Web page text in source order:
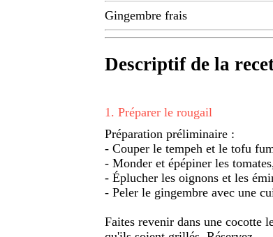
Gingembre frais
Descriptif de la
1 . Préparer le rougail
Préparation préliminaire :
- Couper le tempeh et le tofu
- Monder et épépiner les
- Éplucher les oignons et les
- Peler le gingembre avec une
Faites revenir dans une cocotte